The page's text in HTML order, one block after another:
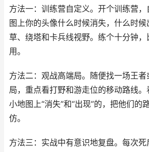
方法一：训练营自定义。开个训练营
图上你的头像什么时候消失，什么时
草、绕塔和卡兵线视野。练个十分钟
用。
方法二：观战高端局。随便找一场王
局，重点看打野和游走位的移动路线
小地图上“消失”和“出现”的，把他们的
仿。
方法三：实战中有意识地复盘。每次死